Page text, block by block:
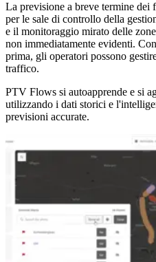
La previsione a breve termine dei
per le sale di controllo della
e il monitoraggio mirato delle
non immediatamente evidenti.
prima, gli operatori possono
traffico.
PTV Flows si autoapprende e si
utilizzando i dati storici e
previsioni accurate.